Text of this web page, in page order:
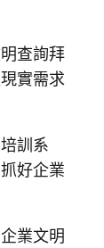
查詢拜
實需求
訓系
好企業
業文明